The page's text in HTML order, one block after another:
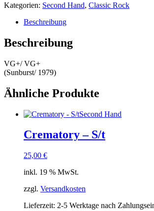
Kategorien: Second Hand, Classic Rock
Beschreibung
Beschreibung
VG+/ VG+
(Sunburst/ 1979)
Ähnliche Produkte
Second Hand
Crematory – S/t
25,00 €
inkl. 19 % MwSt.
zzgl. Versandkosten
Lieferzeit: 2-5 Werktage nach